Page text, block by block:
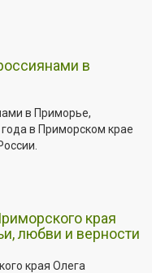
в
в Приморье,
в Приморском крае
края
любви и верности
края Олега